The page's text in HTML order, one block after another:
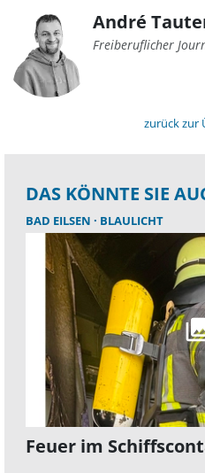
André
Freiberuflicher
zurück zur
DAS KÖNNTE SIE
BAD EILSEN BLAULICHT
Feuer im